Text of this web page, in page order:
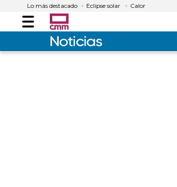
Lo más destacado Eclipse solar Calor
Menú